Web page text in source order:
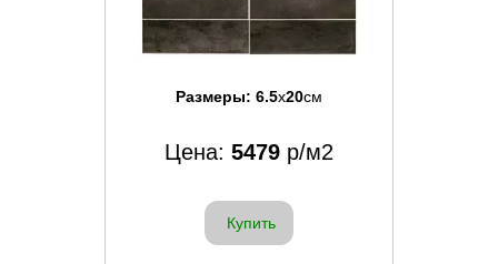
Размеры: 6.5x20см
Цена: 5479 р/м2
Купить